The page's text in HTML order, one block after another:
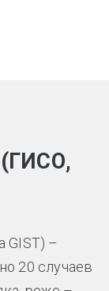
(ГИСО,
GIST) –
20 случаев